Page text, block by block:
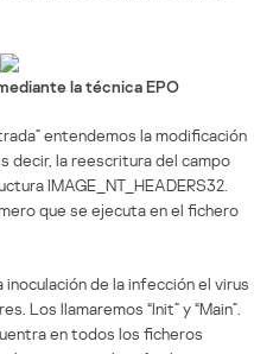
la técnica EPO
entendemos la modificación
decir, la reescritura del campo
IMAGE_NT_HEADERS32.
que se ejecuta en el fichero
de la infección el virus
Los llamaremos “Init” y “Main”.
en todos los ficheros